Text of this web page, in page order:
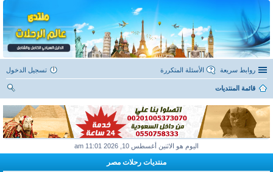
روابط سريعة الأسئلة المتكررة تسجيل الدخول
قائمة المنتديات
ث
اليوم هو الاثنين أغسطس 10, 2026 11:01 am
منتديات رحلات مصر